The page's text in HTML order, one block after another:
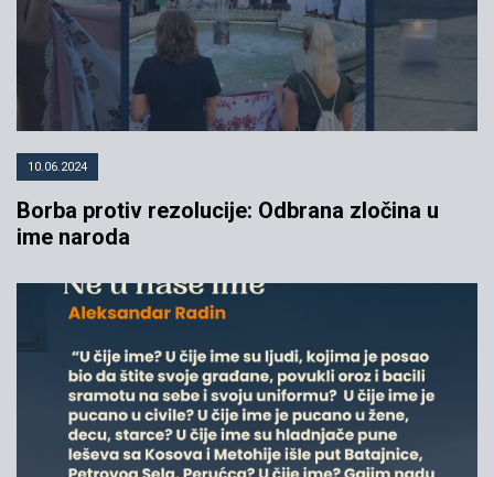
10.06.2024
Borba protiv rezolucije: Odbrana zločina u
ime naroda